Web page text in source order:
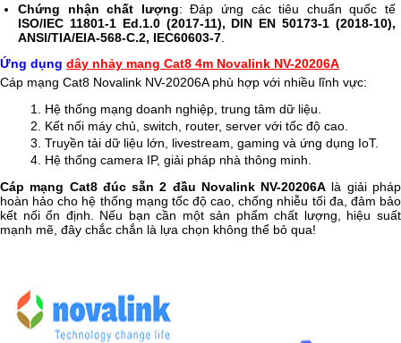
Chứng nhận chất lượng: Đáp ứng các tiêu chuẩn quốc tế
ISO/IEC 11801-1 Ed.1.0 (2017-11), DIN EN 50173-1 (2018-10),
ANSI/TIA/EIA-568-C.2, IEC60603-7
Ứng dụng dây nhảy mạng Cat8 4m Novalink NV-20206A
Cáp mạng Cat8 Novalink NV-20206A phù hợp với nhiều lĩnh vực:
Hệ thống mạng doanh nghiệp, trung tâm dữ liệu.
Kết nối máy chủ, switch, router, server với tốc độ cao.
Truyền tải dữ liệu lớn, livestream, gaming và ứng dụng IoT.
Hệ thống camera IP, giải pháp nhà thông minh.
Cáp mạng Cat8 đúc sẵn 2 đầu Novalink NV-20206A là giải pháp
hoàn hảo cho hệ thống mạng tốc độ cao, chống nhiễu tối đa, đảm bảo
kết nối ổn định. Nếu bạn cần một sản phẩm chất lượng, hiệu suất
mạnh mẽ, đây chắc chắn là lựa chọn không thể bỏ qua!